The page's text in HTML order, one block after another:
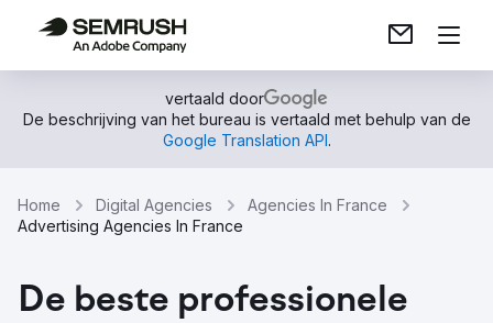
vertaald door
De beschrijving van het bureau is vertaald met behulp van de
Google Translation API.
Home Digital Agencies
Agencies In France
Advertising Agencies In France
De beste professionele